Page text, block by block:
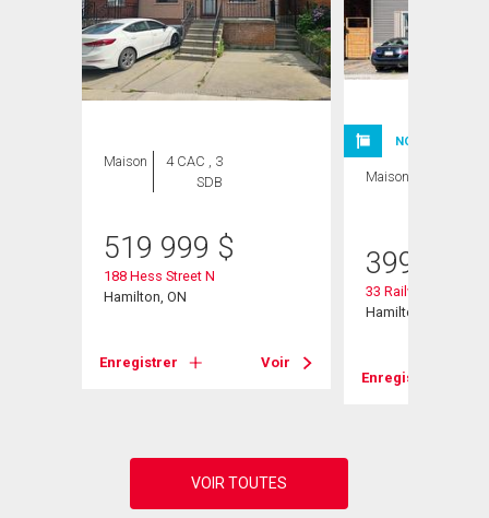
Maison
4 CAC , 3
SDB
519 999 $
188 Hess Street N
Hamilton, ON
Enregistrer Voir
NOUVELLE
Maison
399 900
33 Railway Street
Hamilton, ON
Enregistrer